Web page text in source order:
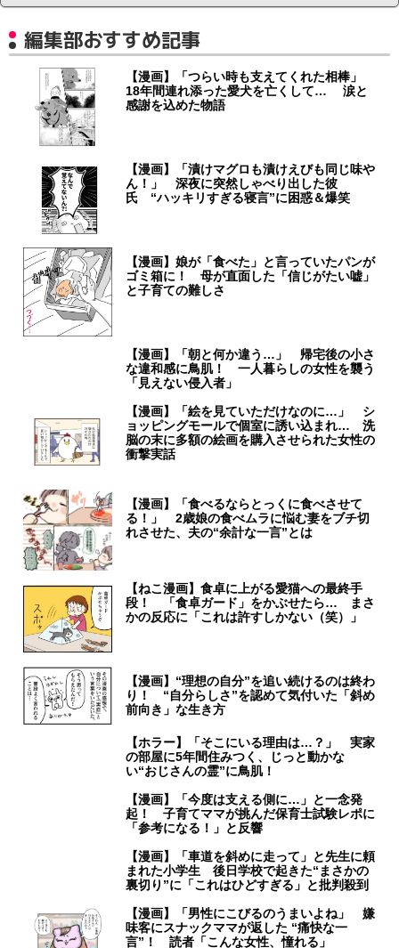
編集部おすすめ記事
【漫画】「つらい時も支えてくれた相棒」
18年間連れ添った愛犬を亡くして… 涙と
感謝を込めた物語
【漫画】「漬けマグロも漬けえびも同じ味や
ん！」 深夜に突然しゃべり出した彼
氏 “ハッキリすぎる寝言”に困惑＆爆笑
【漫画】娘が「食べた」と言っていたパンが
ゴミ箱に！ 母が直面した「信じがたい嘘」
と子育ての難しさ
【漫画】「朝と何か違う…」 帰宅後の小さ
な違和感に鳥肌！ 一人暮らしの女性を襲う
「見えない侵入者」
【漫画】「絵を見ていただけなのに…」 シ
ョッピングモールで個室に誘い込まれ… 洗
脳の末に多額の絵画を購入させられた女性の
衝撃実話
【漫画】「食べるならとっくに食べさせて
る！」 2歳娘の食べムラに悩む妻をブチ切
れさせた、夫の“余計な一言”とは
【ねこ漫画】食卓に上がる愛猫への最終手
段！ 「食卓ガード」をかぶせたら… まさ
かの反応に「これは許すしかない（笑）」
【漫画】“理想の自分”を追い続けるのは終わ
り！ “自分らしさ”を認めて気付いた「斜め
前向き」な生き方
【ホラー】「そこにいる理由は…？」 実家
の部屋に5年間住みつく、じっと動かな
い“おじさんの霊”に鳥肌！
【漫画】「今度は支える側に…」と一念発
起！ 子育てママが挑んだ保育士試験レポに
「参考になる！」と反響
【漫画】「車道を斜めに走って」と先生に頼
まれた小学生 後日学校で起きた“まさかの
裏切り”に「これはひどすぎる」と批判殺到
【漫画】「男性にこびるのうまいよね」 嫌
味客にスナックママが返した “痛快な一
言”！ 読者「こんな女性、憧れる」